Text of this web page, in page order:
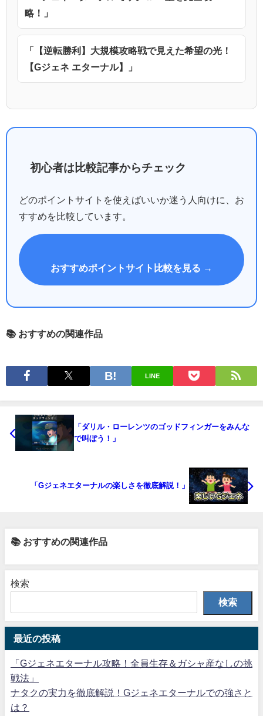
略！」
「【逆転勝利】大規模攻略戦で見えた希望の光！
【Gジェネ エターナル】」
初心者は比較記事からチェック
どのポイントサイトを使えばいいか迷う人向けに、お
すすめを比較しています。
おすすめポイントサイト比較を見る →
📚 おすすめの関連作品
LINE
「ダリル・ローレンツのゴッドフィンガーをみんな
で叫ぼう！」
「Gジェネエターナルの楽しさを徹底解説！」
📚 おすすめの関連作品
検索
検索
最近の投稿
「Gジェネエターナル攻略！全員生存＆ガシャ産なしの挑
戦法」
ナタクの実力を徹底解説！Gジェネエターナルでの強さと
は？